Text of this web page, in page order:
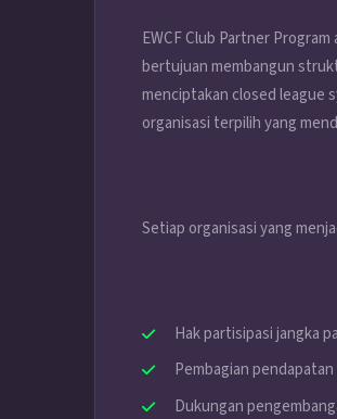
EWCF Club Partner
bertujuan membangun
menciptakan closed league
organisasi terpilih yang
Setiap organisasi yang
Hak partisipasi jangka
Pembagian
Dukungan